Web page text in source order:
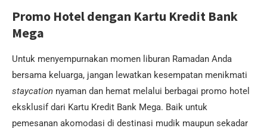
Promo Hotel dengan Kartu Kredit Bank
Mega
Untuk menyempurnakan momen liburan Ramadan Anda
bersama keluarga, jangan lewatkan kesempatan menikmati
staycation nyaman dan hemat melalui berbagai promo hotel
eksklusif dari Kartu Kredit Bank Mega. Baik untuk
pemesanan akomodasi di destinasi mudik maupun sekadar